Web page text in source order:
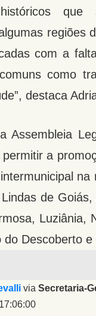
regiões
com a
como
destaca
Assembleia
a
de
Luziânia,
do Descoberto
via Secretaria-